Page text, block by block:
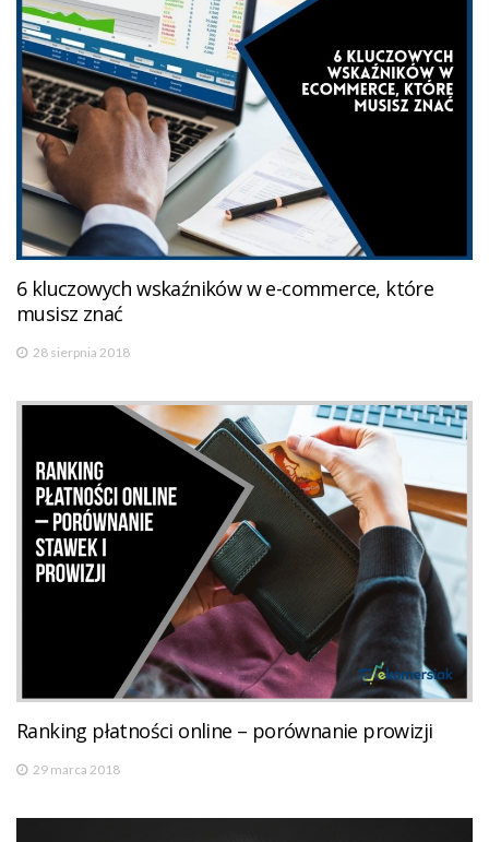
6 kluczowych wskaźników w e-commerce, które
musisz znać
28 sierpnia 2018
Ranking płatności online – porównanie prowizji
29 marca 2018